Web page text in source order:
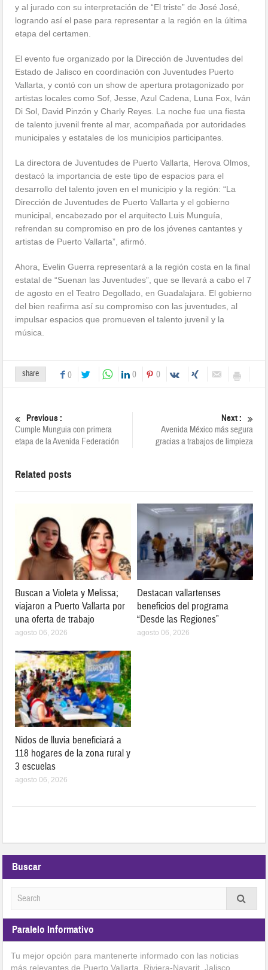
y al jurado con su interpretación de “El triste” de José José,
logrando así el pase para representar a la región en la última
etapa del certamen.
El evento fue organizado por la Dirección de Juventudes del
Estado de Jalisco en coordinación con Juventudes Puerto
Vallarta, y contó con un show de apertura protagonizado por
artistas locales como Sof, Jesse, Azul Cadena, Luna Fox, Iván
Di Sol, David Pinzón y Charly Reyes. La noche fue una fiesta
de talento juvenil frente al mar, acompañada por autoridades
municipales y estatales de los municipios participantes.
La directora de Juventudes de Puerto Vallarta, Herova Olmos,
destacó la importancia de este tipo de espacios para el
desarrollo del talento joven en el municipio y la región: “La
Dirección de Juventudes de Puerto Vallarta y el gobierno
municipal, encabezado por el arquitecto Luis Munguía,
refrendan su compromiso en pro de los jóvenes cantantes y
artistas de Puerto Vallarta”, afirmó.
Ahora, Evelin Guerra representará a la región costa en la final
estatal de “Suenan las Juventudes”, que se llevará a cabo el 7
de agosto en el Teatro Degollado, en Guadalajara. El gobierno
del bien reafirma así su compromiso con las juventudes, al
impulsar espacios que promueven el talento juvenil y la
música.
share 0 0 0
Previous :
Cumple Munguia con primera
etapa de la Avenida Federación
Next :
Avenida México más segura
gracias a trabajos de limpieza
Related posts
Buscan a Violeta y Melissa;
viajaron a Puerto Vallarta por
una oferta de trabajo
agosto 06, 2026
Destacan vallartenses
beneficios del programa
“Desde las Regiones”
agosto 06, 2026
Nidos de lluvia beneficiará a
118 hogares de la zona rural y
3 escuelas
agosto 06, 2026
Buscar
Paralelo Informativo
Tu mejor opción para mantenerte informado con las noticias
más relevantes de Puerto Vallarta, Riviera-Nayarit, Jalisco,